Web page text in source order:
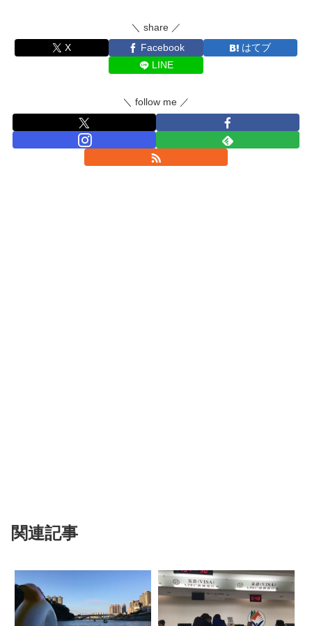
＼ share ／
X
Facebook
はてブ
LINE
＼ follow me ／
関連記事